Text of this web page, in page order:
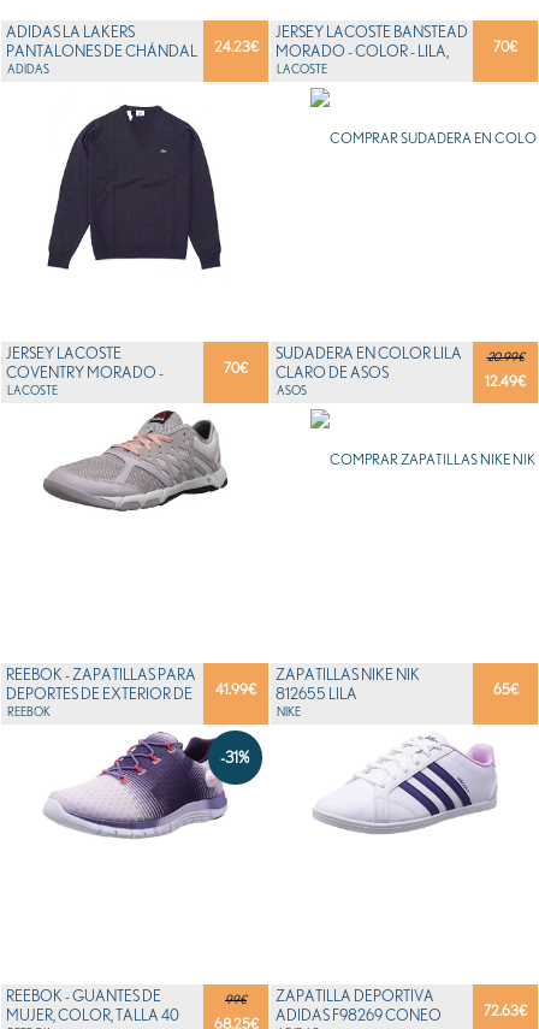
24.23€
ADIDAS LA LAKERS
PANTALONES DE CHÁNDAL
PARA HOMBRE LILA / G...
ADIDAS
70€
JERSEY LACOSTE BANSTEAD
MORADO - COLOR - LILA,
TALLA - 4 / M
LACOSTE
70€
JERSEY LACOSTE
COVENTRY MORADO -
COLOR - LILA, TALLA - 5 / ML
LACOSTE
20.99€
12.49€
SUDADERA EN COLOR LILA
CLARO DE ASOS
ASOS
41.99€
REEBOK - ZAPATILLAS PARA
DEPORTES DE EXTERIOR DE
TELA PARA M...
REEBOK
65€
ZAPATILLAS NIKE NIK
812655 LILA
NIKE
-31%
99€
68.25€
REEBOK - GUANTES DE
MUJER, COLOR, TALLA 40
72.63€
ZAPATILLA DEPORTIVA
ADIDAS F98269 CONEO